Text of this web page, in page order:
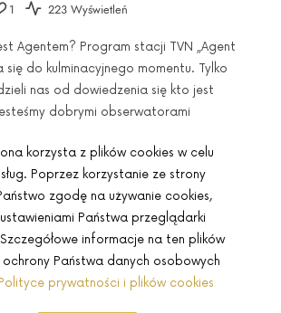
1 223 Wyświetleń
Agentem? Program stacji TVN „Agent
się do kulminacyjnego momentu. Tylko
nas od dowiedzenia się kto jest
dobrymi obserwatorami
NOWSZE POSTY →
korzysta z plików cookies w celu
Poprzez korzystanie ze strony
zgodę na używanie cookies,
Państwa przeglądarki
informacje na ten plików
Państwa danych osobowych
Polityce prywatności i plików cookies